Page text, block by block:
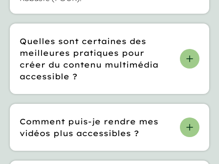
Quelles sont certaines des
meilleures pratiques pour
créer du contenu multimédia
accessible ?
l’utilisation d’une navigation claire et cohérente,
la fourniture de formats alternatifs comme les
audio, l’application de visuels à contraste élevé,
Comment puis-je rendre mes
vidéos plus accessibles ?